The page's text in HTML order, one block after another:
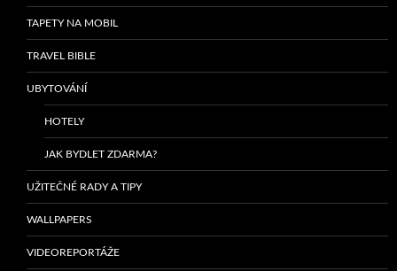
TAPETY NA MOBIL
TRAVEL BIBLE
UBYTOVÁNÍ
HOTELY
JAK BYDLET ZDARMA?
UŽITEČNÉ RADY A TIPY
WALLPAPERS
VIDEOREPORTÁŽE